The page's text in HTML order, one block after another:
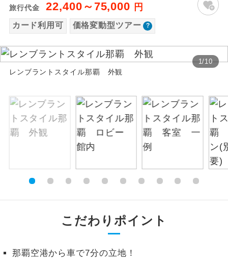
旅行代金 22,400～75,000 円
カード利用可 価格変動型ツアー
1/10
レンブラントスタイル那覇 外観
こだわりポイント
那覇空港から車で7分の立地！
世界遺産
ユネスコに登録されている文化遺産や自
然遺産を訪ねるコースです。
絶景 絶景スポットに立ち寄るコースです。
露天風呂
ご宿泊ホテルに露天風呂が付いていま
す。
ご宿泊ホテルに大浴場が付いています。
全食事付き
事の心配はいりません。（機内食を除
お部屋にてゆっくりとお召し上がりいた
だけます。
トラベルイヤ
ホン
周りの音を気にせず、ガイドさんの説明
ますようお願いいたします。
お支払いについて
お支払いは、クレジットカード決済のみとな
ります。
お申し込みの最後にクレジットカード決済を
て、ご旅行の契約が成立となります。
ご予約方法について
ウェブ限定コースとなりますので、コールセ
ません。